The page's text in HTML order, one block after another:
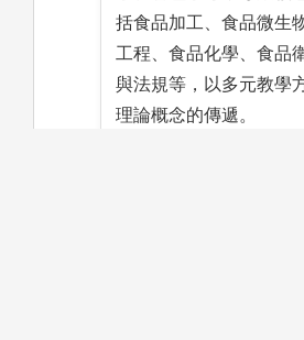
括食品加工、食品微生
工程、食品化學、食品
與法規等，以多元教學
理論概念的傳遞。